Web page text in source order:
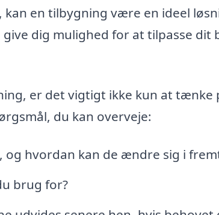
en tilbygning være en ideel
dig mulighed for at tilpasse dit
er det vigtigt ikke kun at tænke
du kan overveje:
og hvordan kan de ændre sig i
brug for?